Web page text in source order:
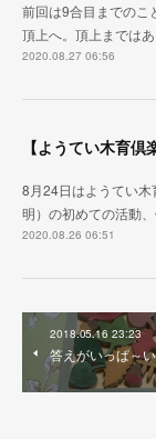
前回は9合目までのこ
頂上へ。頂上までは
2020.08.27 06:56
8月24日はようてい
明）の初めての活動
2020.08.26 06:51
2018.05.16 23:23
答えがいっぱ～